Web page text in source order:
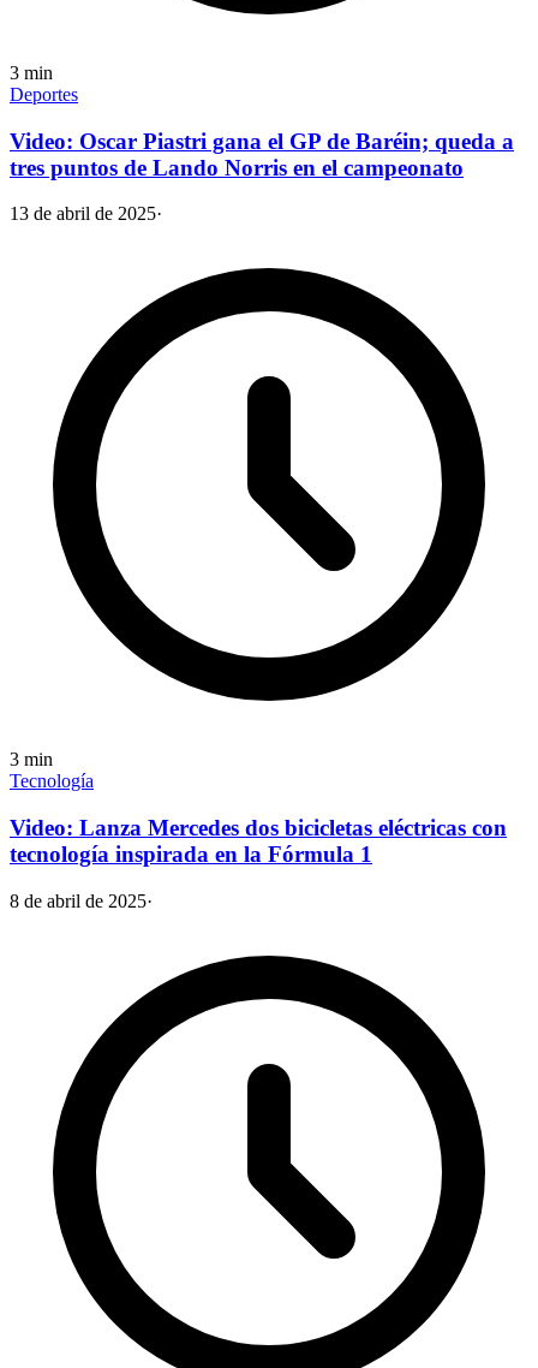
3 min
Deportes
Video: Oscar Piastri gana el GP de Baréin; queda a
tres puntos de Lando Norris en el campeonato
13 de abril de 2025·
3 min
Tecnología
Video: Lanza Mercedes dos bicicletas eléctricas con
tecnología inspirada en la Fórmula 1
8 de abril de 2025·